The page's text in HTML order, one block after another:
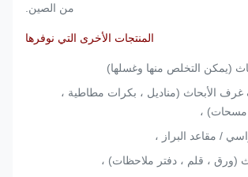
من الصين.
المنتجات الأخرى التي نوفرها
(يمكن التخلص منها وغسلها)
الأبحاث (مناديل ، بكرات مطاطية ،
،
/ مقاعد البراز ،
(ورق ، قلم ، دفتر ملاحظات) ،